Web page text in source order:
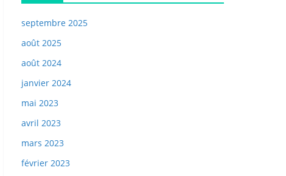
septembre 2025
août 2025
août 2024
janvier 2024
mai 2023
avril 2023
mars 2023
février 2023